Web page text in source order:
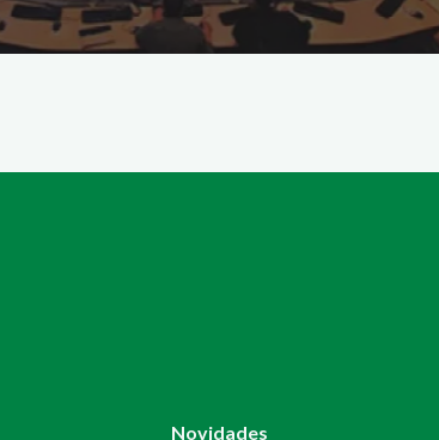
Novidades